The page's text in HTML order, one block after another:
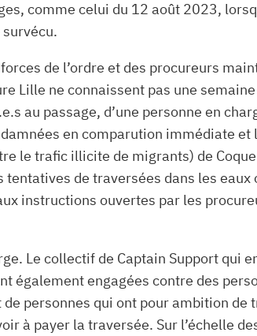
comme celui du 12 août 2023,
survécu.
de l’ordre et des procureurs
Lille ne connaissent pas une
au passage, d’une personne en
en comparution immédiate
le trafic illicite de migrants) de
de traversées dans les
instructions ouvertes par les
Le collectif de Captain Support qui
engagées contre des
personnes qui ont pour ambition
à payer la traversée. Sur l’échelle